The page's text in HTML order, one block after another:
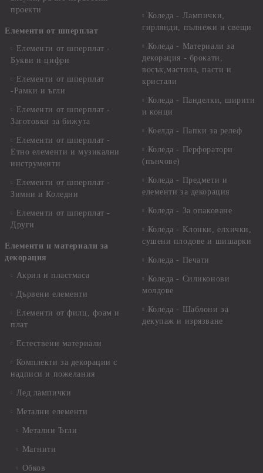
проекти
Елементи от шперплат
Елементи от шперплат -
Букви и цифри
Елементи от шперплат
-Рамки и ъгли
Елементи от шперплат -
Заготовки за бижута
Елементи от шперплат -
Етно елементи и музикални
инструменти
Елементи от шперплат -
Зимни и Коледни
Елементи от шперплат -
Други
Елементи и материали за
декорация
Акрил и пластмаса
Дървени елементи
Елементи от филц, фоам и
плат
Естествени материали
Комплекти за декорации с
надписи и пожелания
Лед лампички
Метални елементи
Метални Ъгли
Магнити
Обков
Коледа - Лампички,
гирлянди, пълнежи и свещи
Коледа - Материали за
декорация - брокати,
восък,мастила, пасти и
кристали
Коледа - Панделки, ширити
и конци
Коелда - Папки за релеф
Коледа - Перфоратори
(пънчове)
Коледа - Предмети и
елементи за декорация
Коледа - За опаковане
Коледа - Kлонки, елхички,
сушени плодове и шишарки
Коледа - Печати
Коледа - Силиконови
молдове
Коледа - Шаблони за
декупаж и изрязване